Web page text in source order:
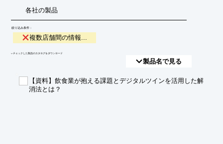
各社の製品
絞り込み条件：
複数店舗間の情報...
​▼チェックした製品のカタログをダウンロード
製品名で見る
【資料】飲食業が抱える課題とデジタルツインを活用した解
消法とは？